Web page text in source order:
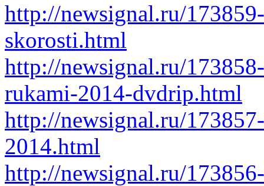
http://newsignal.ru/
skorosti.html
http://newsignal.ru/
rukami-2014-dvdrip.html
http://newsignal.ru/
2014.html
http://newsignal.ru/